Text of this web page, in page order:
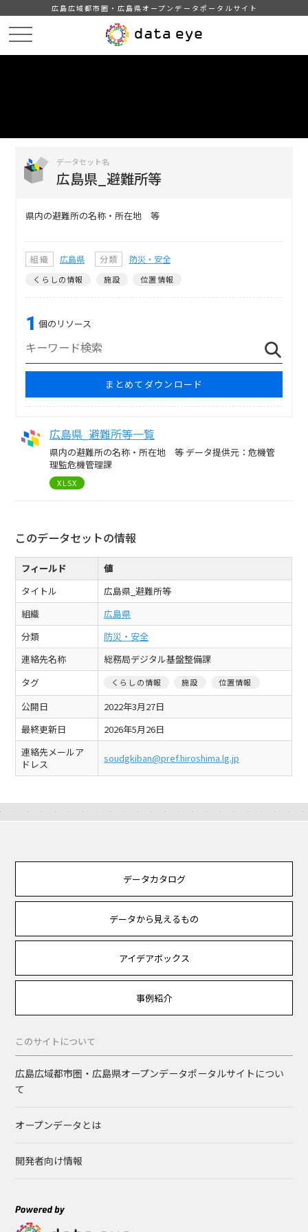
広島広域都市圏・広島県オープンデータポータルサイト
データセット名
広島県_避難所等
県内の避難所の名称・所在地 等
組織 広島県 分類 防災・安全
くらしの情報 施設 位置情報
1 個のリソース
まとめてダウンロード
広島県_避難所等一覧
県内の避難所の名称・所在地 等 データ提供元：危機管
理監危機管理課
XLSX
このデータセットの情報
フィールド
値
タイトル
広島県_避難所等
組織
広島県
分類
防災・安全
連絡先名称
総務局デジタル基盤整備課
タグ
くらしの情報 施設 位置情報
公開日
2022年3月27日
最終更新日
2026年5月26日
連絡先メールア
ドレス
soudgkiban@pref.hiroshima.lg.jp
データカタログ
データから見えるもの
アイデアボックス
事例紹介
このサイトについて
広島広域都市圏・広島県オープンデータポータルサイトについ
て
オープンデータとは
開発者向け情報